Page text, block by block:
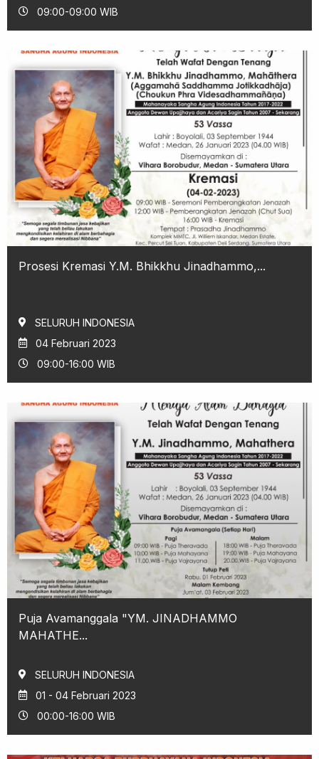
09:00-09:00 WIB
Prosesi Kremasi Y.M. Bhikkhu Jinadhammo,...
SELURUH INDONESIA
04 Februari 2023
09:00-16:00 WIB
Puja Avamanggala "YM. JINADHAMMO
MAHATHE...
SELURUH INDONESIA
01 - 04 Februari 2023
00:00-16:00 WIB